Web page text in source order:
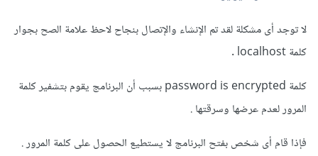
لا توجد أى مشكلة لقد تم الإنشاء والإتصال بنجاح لاحظ علامة الصح بجوار
كلمة localhost .
كلمة password is encrypted بسبب أن البرنامج يقوم بتشفير كلمة
المرور لعدم عرضها وسرقتها .
فإذا قام أى شخص بفتح البرنامج لا يستطيع الحصول على كلمة المرور .